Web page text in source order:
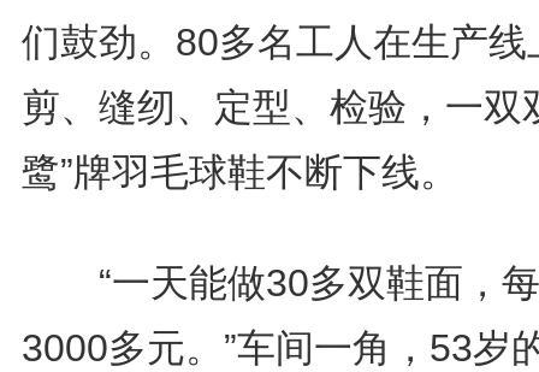
们鼓劲。80多名工人在生产线
剪、缝纫、定型、检验，一双
鹭”牌羽毛球鞋不断下线。
“一天能做30多双鞋面，
3000多元。”车间一角，53岁